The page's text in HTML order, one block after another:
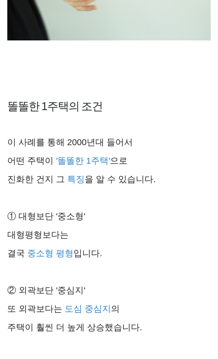
똘똘한 1주택의 조건
이 사례를 통해 2000년대 들어서
어떤 주택이
'똘똘한 1주택'으로
진화한 건지 그 특징을 알 수 있습니다.
① 대형보단 '중소형'
대형평형보다는
결국 중소형 평형입니다.
② 외곽보단 '중심지'
또 외곽보다는 도심 중심지 의
주택이 훨씬 더 높게 상승했습니다.